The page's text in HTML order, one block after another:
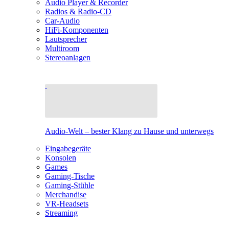
Audio Player & Recorder
Radios & Radio-CD
Car-Audio
HiFi-Komponenten
Lautsprecher
Multiroom
Stereoanlagen
Audio-Welt – bester Klang zu Hause und unterwegs
Eingabegeräte
Konsolen
Games
Gaming-Tische
Gaming-Stühle
Merchandise
VR-Headsets
Streaming